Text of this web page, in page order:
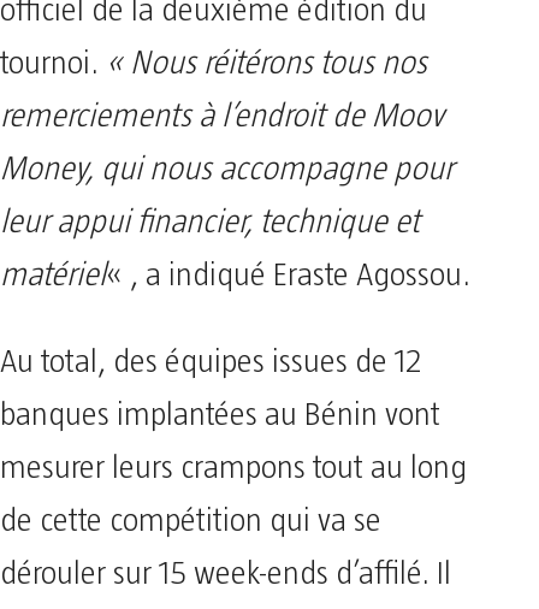
officiel de la deuxième édition du
tournoi. « Nous réitérons tous nos
remerciements à l’endroit de Moov
Money, qui nous accompagne pour
leur appui financier, technique et
matériel« , a indiqué Eraste Agossou.
Au total, des équipes issues de 12
banques implantées au Bénin vont
mesurer leurs crampons tout au long
de cette compétition qui va se
dérouler sur 15 week-ends d’affilé. Il